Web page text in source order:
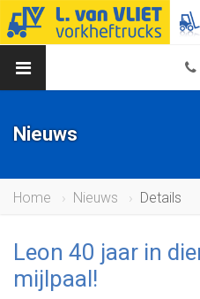
Nieuws
Home Nieuws Details
Leon 40 jaar in
mijlpaal!